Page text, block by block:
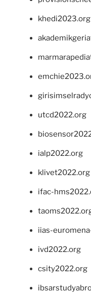
khedi2023.org
utcd2022.org
ialp2022.org
klivet2022.org
ifac-
iias-
ivd2022.org
csity2022.org